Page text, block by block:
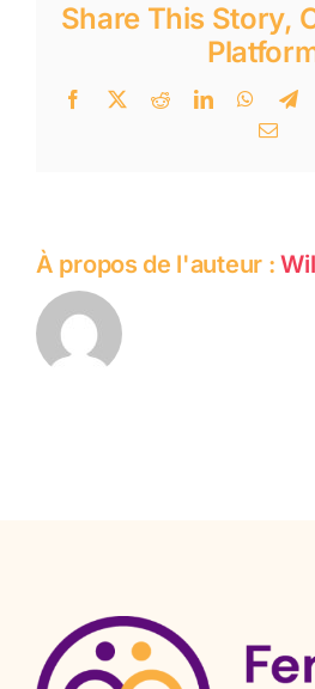
Share This Story,
Facebook
TwitterRedditLinkedIn
Email
À propos de l'auteur :